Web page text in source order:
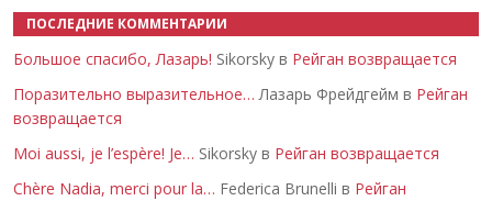
ПОСЛЕДНИЕ КОММЕНТАРИИ
Большое спасибо, Лазарь! Sikorsky в Рейган возвращается
Поразительно выразительное… Лазарь Фрейдгейм в Рейган
возвращается
Moi aussi, je l’espère! Je… Sikorsky в Рейган возвращается
Chère Nadia, merci pour la… Federica Brunelli в Рейган